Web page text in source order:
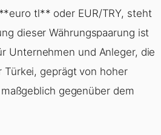
tl** oder EUR/TRY, steht
dieser Währungspaarung ist
Unternehmen und Anleger, die
geprägt von hoher
gegenüber dem